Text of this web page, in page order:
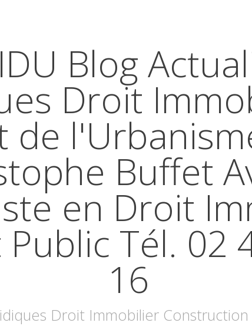
Blog
Droit
de
Buffet
en Droit
Tél. 02
16
Droit Immobilier